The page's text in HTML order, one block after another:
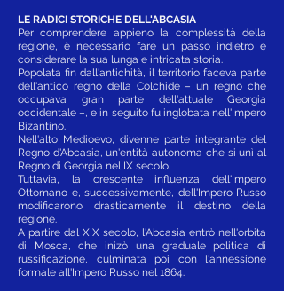
LE RADICI STORICHE DELL'ABCASIA
Per comprendere appieno la complessità della
regione, è necessario fare un passo indietro e
considerare la sua lunga e intricata storia.
Popolata fin dall'antichità, il territorio faceva parte
dell'antico regno della Colchide – un regno che
occupava gran parte dell'attuale Georgia
occidentale –, e in seguito fu inglobata nell'Impero
Bizantino.
Nell'alto Medioevo, divenne parte integrante del
Regno d'Abcasia, un'entità autonoma che si unì al
Regno di Georgia nel IX secolo.
Tuttavia, la crescente influenza dell'Impero
Ottomano e, successivamente, dell'Impero Russo
modificarono drasticamente il destino della
regione.
A partire dal XIX secolo, l'Abcasia entrò nell'orbita
di Mosca, che inizò una graduale politica di
russificazione, culminata poi con l'annessione
formale all'Impero Russo nel 1864.